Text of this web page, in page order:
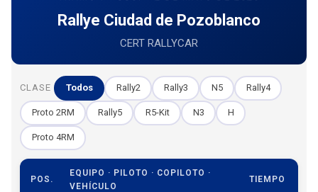
Rallye Ciudad de Pozoblanco
CERT RALLYCAR
CLASE Todos Rally2 Rally3 N5 Rally4
Proto 2RM Rally5 R5-Kit N3 H
Proto 4RM
POS.
EQUIPO · PILOTO · COPILOTO ·
VEHÍCULO
TIEMPO